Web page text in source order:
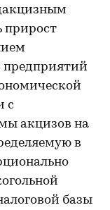
прирост
предприятий
с
акцизов на
в
базы